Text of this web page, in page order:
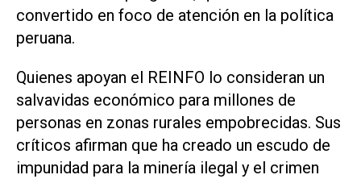
convertido en foco de atención en la política
peruana.
Quienes apoyan el REINFO lo ‌consideran un
salvavidas económico para millones de
personas en zonas rurales empobrecidas. Sus
críticos afirman que ha creado un escudo de
impunidad para ⁠la minería ilegal y el crimen